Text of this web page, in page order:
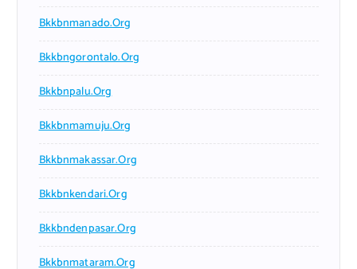
Bkkbnmanado.org
Bkkbngorontalo.org
Bkkbnpalu.org
Bkkbnmamuju.org
Bkkbnmakassar.org
Bkkbnkendari.org
Bkkbndenpasar.org
Bkkbnmataram.org